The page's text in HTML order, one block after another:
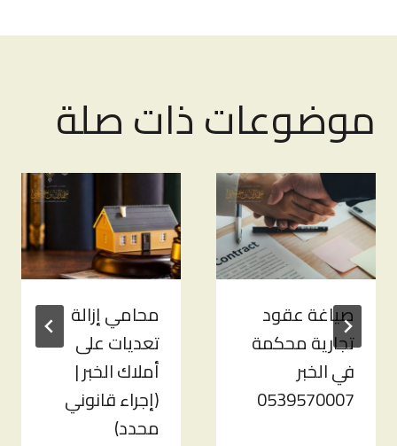
موضوعات ذات صلة
صياغة عقود
تجارية محكمة
في الخبر
0539570007
محامي إزالة
تعديات على
أملاك الخبر |
(إجراء قانوني
محدد)